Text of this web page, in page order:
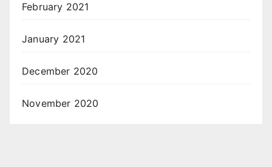
February 2021
January 2021
December 2020
November 2020